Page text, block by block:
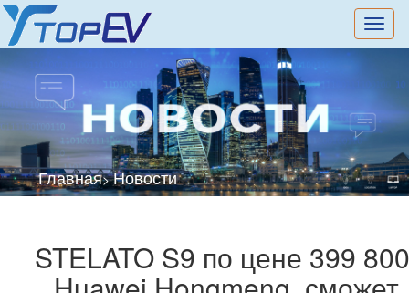
切
换
Главная>Новости
STELATO S9 по цене 399